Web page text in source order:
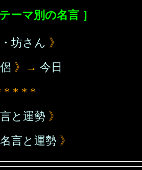
テーマ別の名言 ］
坊さん 》
》→ 今日
* * *
と運勢 》
言と運勢 》